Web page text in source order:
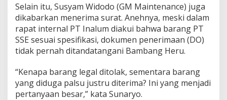
Selain itu, Susyam Widodo (GM Maintenance) juga
dikabarkan menerima surat. Anehnya, meski dalam
rapat internal PT Inalum diakui bahwa barang PT
SSE sesuai spesifikasi, dokumen penerimaan (DO)
tidak pernah ditandatangani Bambang Heru.
“Kenapa barang legal ditolak, sementara barang
yang diduga palsu justru diterima? Ini yang menjadi
pertanyaan besar,” kata Sunaryo.